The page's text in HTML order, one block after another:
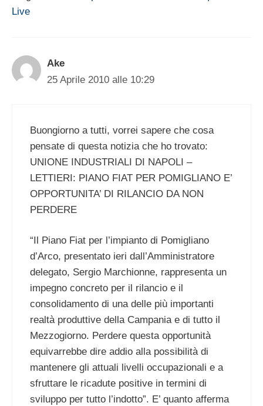
Live
Ake
25 Aprile 2010 alle 10:29
Buongiorno a tutti, vorrei sapere che cosa
pensate di questa notizia che ho trovato:
UNIONE INDUSTRIALI DI NAPOLI –
LETTIERI: PIANO FIAT PER POMIGLIANO E’
OPPORTUNITA’ DI RILANCIO DA NON
PERDERE
“Il Piano Fiat per l’impianto di Pomigliano
d’Arco, presentato ieri dall’Amministratore
delegato, Sergio Marchionne, rappresenta un
impegno concreto per il rilancio e il
consolidamento di una delle più importanti
realtà produttive della Campania e di tutto il
Mezzogiorno. Perdere questa opportunità
equivarrebbe dire addio alla possibilità di
mantenere gli attuali livelli occupazionali e a
sfruttare le ricadute positive in termini di
sviluppo per tutto l’indotto”. E’ quanto afferma